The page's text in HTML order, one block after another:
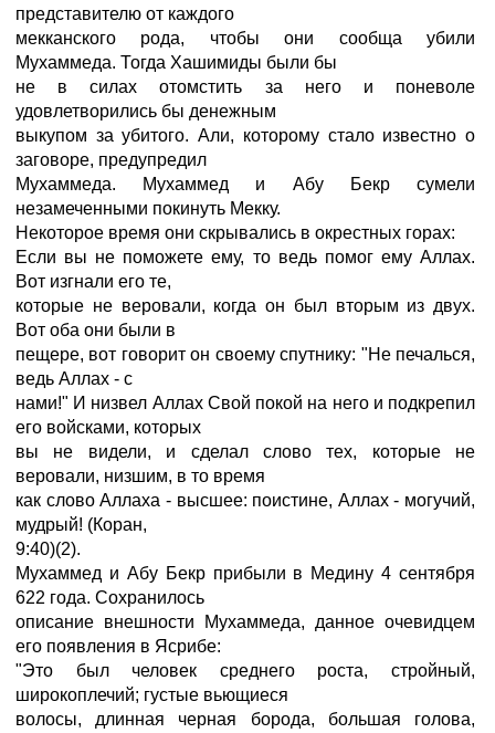
представителю от каждого
мекканского рода, чтобы они сообща убили
Мухаммеда. Тогда Хашимиды были бы
не в силах отомстить за него и поневоле
удовлетворились бы денежным
выкупом за убитого. Али, которому стало известно о
заговоре, предупредил
Мухаммеда. Мухаммед и Абу Бекр сумели
незамеченными покинуть Мекку.
Некоторое время они скрывались в окрестных горах:
Если вы не поможете ему, то ведь помог ему Аллах.
Вот изгнали его те,
которые не веровали, когда он был вторым из двух.
Вот оба они были в
пещере, вот говорит он своему спутнику: "Не печалься,
ведь Аллах - с
нами!" И низвел Аллах Свой покой на него и подкрепил
его войсками, которых
вы не видели, и сделал слово тех, которые не
веровали, низшим, в то время
как слово Аллаха - высшее: поистине, Аллах - могучий,
мудрый! (Коран,
9:40)(2).
Мухаммед и Абу Бекр прибыли в Медину 4 сентября
622 года. Сохранилось
описание внешности Мухаммеда, данное очевидцем
его появления в Ясрибе:
"Это был человек среднего роста, стройный,
широкоплечий; густые вьющиеся
волосы, длинная черная борода, большая голова,